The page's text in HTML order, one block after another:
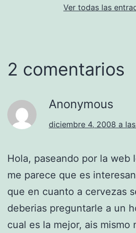
Ver todas las
2 comentarios
Anonymous
diciembre 4, 2008 a las
Hola, paseando por la web
me parece que es
que en cuanto a cervezas
deberias preguntarle a un
cual es la mejor, ais mismo